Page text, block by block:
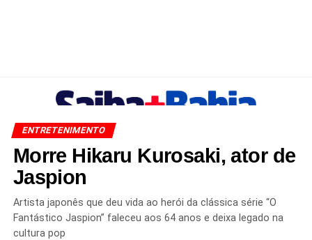
ENTRETENIMENTO
Morre Hikaru Kurosaki, ator de
Jaspion
Artista japonês que deu vida ao herói da clássica série “O
Fantástico Jaspion” faleceu aos 64 anos e deixa legado na
cultura pop